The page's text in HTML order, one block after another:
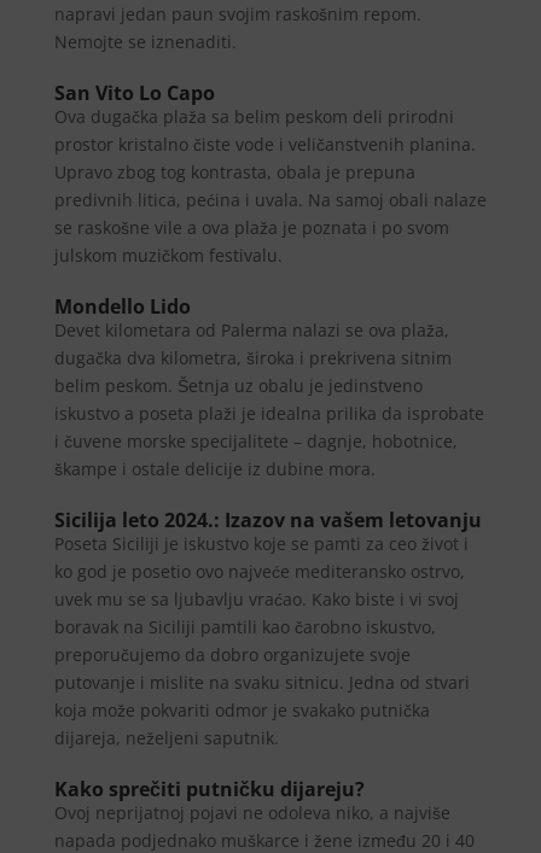
napravi jedan paun svojim raskošnim repom.
Nemojte se iznenaditi.
San Vito Lo Capo
Ova dugačka plaža sa belim peskom deli prirodni
prostor kristalno čiste vode i veličanstvenih planina.
Upravo zbog tog kontrasta, obala je prepuna
predivnih litica, pećina i uvala. Na samoj obali nalaze
se raskošne vile a ova plaža je poznata i po svom
julskom muzičkom festivalu.
Mondello Lido
Devet kilometara od Palerma nalazi se ova plaža,
dugačka dva kilometra, široka i prekrivena sitnim
belim peskom. Šetnja uz obalu je jedinstveno
iskustvo a poseta plaži je idealna prilika da isprobate
i čuvene morske specijalitete – dagnje, hobotnice,
škampe i ostale delicije iz dubine mora.
Sicilija leto 2024.: Izazov na vašem letovanju
Poseta Siciliji je iskustvo koje se pamti za ceo život i
ko god je posetio ovo najveće mediteransko ostrvo,
uvek mu se sa ljubavlju vraćao. Kako biste i vi svoj
boravak na Siciliji pamtili kao čarobno iskustvo,
preporučujemo da dobro organizujete svoje
putovanje i mislite na svaku sitnicu. Jedna od stvari
koja može pokvariti odmor je svakako putnička
dijareja, neželjeni saputnik.
Kako sprečiti putničku dijareju?
Ovoj neprijatnoj pojavi ne odoleva niko, a najviše
napada podjednako muškarce i žene između 20 i 40